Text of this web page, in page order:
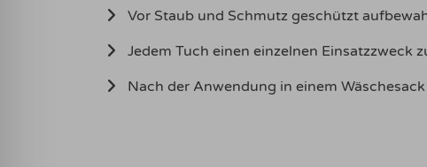
Vor Staub und Schmutz geschützt
Jedem Tuch einen einzelnen Einsatzzweck
Nach der Anwendung in einem